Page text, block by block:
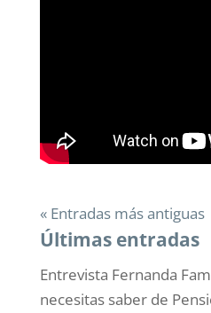
« Entradas más antiguas
Últimas entradas
Entrevista Fernanda
necesitas saber de